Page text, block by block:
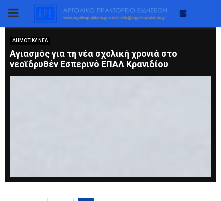
PRIMARY
MENU
ΔΗΜΟΤΙΚΑ ΝΕΑ
Aγιασμός για τη νέα σχολική χρονιά στο
νεοϊδρυθέν Εσπερινό ΕΠΑΛ Κρανιδίου